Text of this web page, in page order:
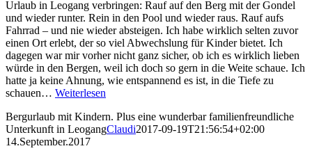
Urlaub in Leogang verbringen: Rauf auf den Berg mit der Gondel
und wieder runter. Rein in den Pool und wieder raus. Rauf aufs
Fahrrad – und nie wieder absteigen. Ich habe wirklich selten zuvor
einen Ort erlebt, der so viel Abwechslung für Kinder bietet. Ich
dagegen war mir vorher nicht ganz sicher, ob ich es wirklich lieben
würde in den Bergen, weil ich doch so gern in die Weite schaue. Ich
hatte ja keine Ahnung, wie entspannend es ist, in die Tiefe zu
schauen… Weiterlesen
Bergurlaub mit Kindern. Plus eine wunderbar familienfreundliche
Unterkunft in LeogangClaudi2017-09-19T21:56:54+02:00
14.September.2017